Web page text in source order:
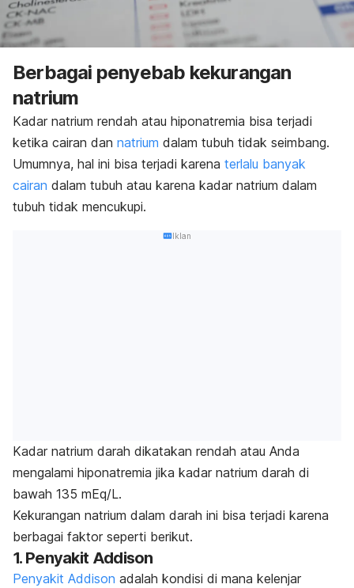
Berbagai penyebab kekurangan
natrium
Kadar natrium rendah atau hiponatremia bisa terjadi
ketika cairan dan natrium dalam tubuh tidak seimbang.
Umumnya, hal ini bisa terjadi karena terlalu banyak
cairan dalam tubuh atau karena kadar natrium dalam
tubuh tidak mencukupi.
Iklan
Kadar natrium darah dikatakan rendah atau Anda
mengalami hiponatremia jika kadar natrium darah di
bawah 135 mEq/L.
Kekurangan natrium dalam darah ini bisa terjadi karena
berbagai faktor seperti berikut.
1. Penyakit Addison
Penyakit Addison adalah kondisi di mana kelenjar